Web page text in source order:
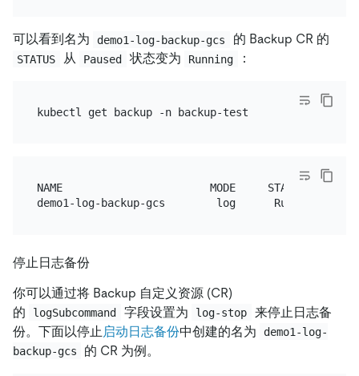
可以看到名为 demo1-log-backup-gcs 的 Backup CR 的
STATUS 从 Paused 状态变为 Running ：
NAME                       MODE     STATUS    ....
停止日志备份
你可以通过将 Backup 自定义资源 (CR)
的
logSubcommand 字段设置为 log-stop
来停止日志备
份。下面以停止 启动日志备份中创建的名为
demo1-log-
backup-gcs
的 CR 为例。